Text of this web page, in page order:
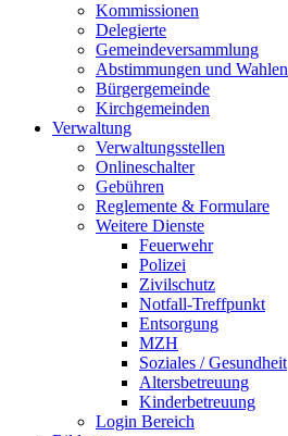
Kommissionen
Delegierte
Gemeindeversammlung
Abstimmungen und Wahlen
Bürgergemeinde
Kirchgemeinden
Verwaltung
Verwaltungsstellen
Onlineschalter
Gebühren
Reglemente & Formulare
Weitere Dienste
Feuerwehr
Polizei
Zivilschutz
Notfall-Treffpunkt
Entsorgung
MZH
Soziales / Gesundheit
Altersbetreuung
Kinderbetreuung
Login Bereich